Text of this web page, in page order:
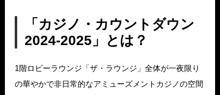
「カジノ・カウントダウン
2024-2025」とは？
1階ロビーラウンジ「ザ・ラウンジ」全体が一夜限り
の華やかで非日常的なアミューズメントカジノの空間